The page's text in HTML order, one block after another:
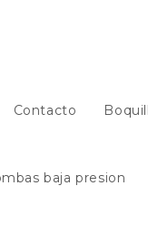
Contacto
baja presion